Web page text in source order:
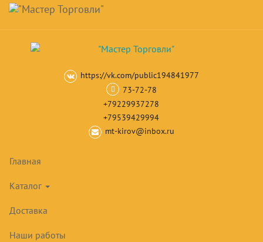
Skip
main
content
Навигация
https://vk.com/public194841977
73-72-78
+79229937278
+79539429994
mt-kirov@inbox.ru
Главная
Каталог
Доставка
Наши работы
Корзина товар(ов)
Камеры, холодильные машины